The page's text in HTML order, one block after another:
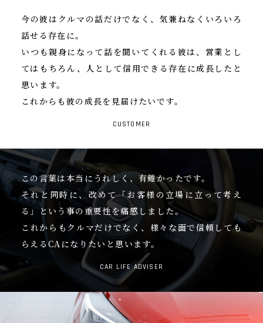
今の彼はクルマの話だけでなく、気兼ねなくいろいろ
話せる存在に。
いつも親身になって話を聞いてくれる彼は、営業とし
てはもちろん、人として信用できる存在に成長したと
思います。
これからも彼の成長を見届けたいです。
CUSTOMER
この言葉は本当にうれしく、有難かったです。
それと同時に、改めて「お客様の立場に立って考え
る」という事の重要性を痛感しました。
これからもクルマだけでなく、様々な面で信頼しても
らえるCAになりたいと思います。
CAR LIFE ADVISER